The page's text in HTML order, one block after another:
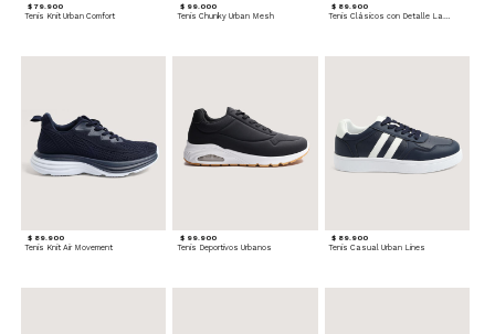
$ 79.900
Tenis Knit Urban Comfort
$ 99.000
Tenis Chunky Urban Mesh
$ 89.900
Tenis Clásicos con Detalle Lateral
$ 89.900
Tenis Knit Air Movement
$ 99.900
Tenis Deportivos Urbanos
$ 89.900
Tenis Casual Urban Lines